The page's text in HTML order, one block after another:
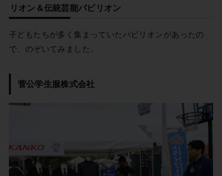
リオン＆伝統芸能パビリオン
子どもたちが多く集まっていたパビリオンがあったの
で、のぞいてみました。
菅公学生服株式会社